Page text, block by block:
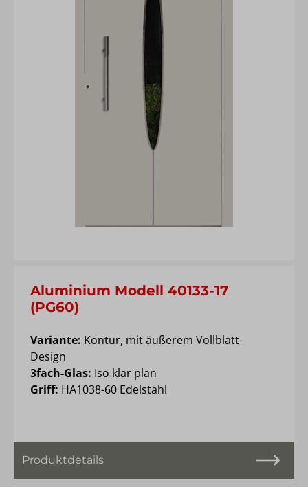
Aluminium Modell 40133-17
(PG60)
Variante: Kontur, mit äußerem Vollblatt-
Design
3fach-Glas: Iso klar plan
Griff: HA1038-60 Edelstahl
Produktdetails